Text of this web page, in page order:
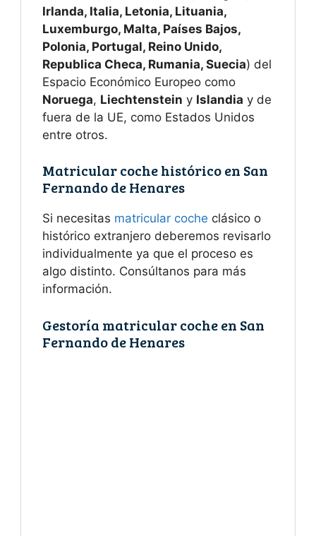
Irlanda, Italia, Letonia, Lituania,
Luxemburgo, Malta, Países Bajos,
Polonia, Portugal, Reino Unido,
Republica Checa, Rumania, Suecia) del
Espacio Económico Europeo como
Noruega, Liechtenstein y Islandia y de
fuera de la UE, como Estados Unidos
entre otros.
Matricular coche histórico en San
Fernando de Henares
Si necesitas matricular coche clásico o
histórico extranjero deberemos revisarlo
individualmente ya que el proceso es
algo distinto. Consúltanos para más
información.
Gestoría matricular coche en San
Fernando de Henares